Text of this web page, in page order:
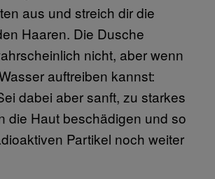
aus und streich dir die
Haaren. Die Dusche
nicht, aber wenn
auftreiben kannst:
dabei aber sanft, zu starkes
die Haut beschädigen und so
Partikel noch weiter